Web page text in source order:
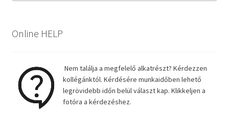
Online HELP
Nem találja a megfelelő alkatrészt? Kérdezzen
kollégánktól. Kérdésére munkaidőben lehető
legrövidebb időn belül választ kap. Klikkeljen a
fotóra a kérdezéshez.